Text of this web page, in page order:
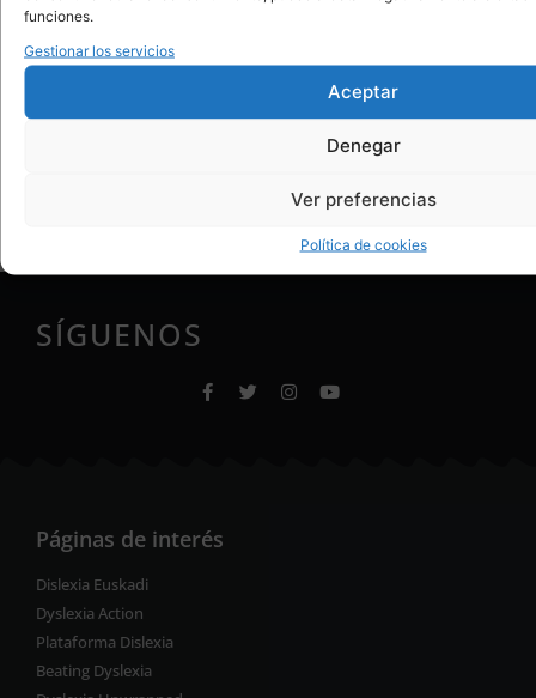
funciones.
Gestionar los servicios
Aceptar
Denegar
Ver preferencias
Política de cookies
políticas de cookies y privacidad
SÍGUENOS
Páginas de interés
Dislexia Euskadi
Dyslexia Action
Plataforma Dislexia
Beating Dyslexia